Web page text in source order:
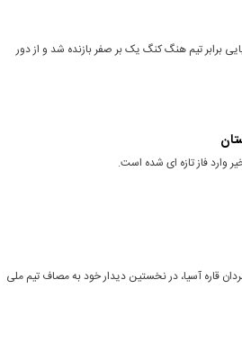
برابر تیم هنگ کنگ یک بر صفر بازنده شد و از دور
فاز تازه ای شده است.
قاره آسیا، در نخستین دیدار خود به مصاف تیم ملی